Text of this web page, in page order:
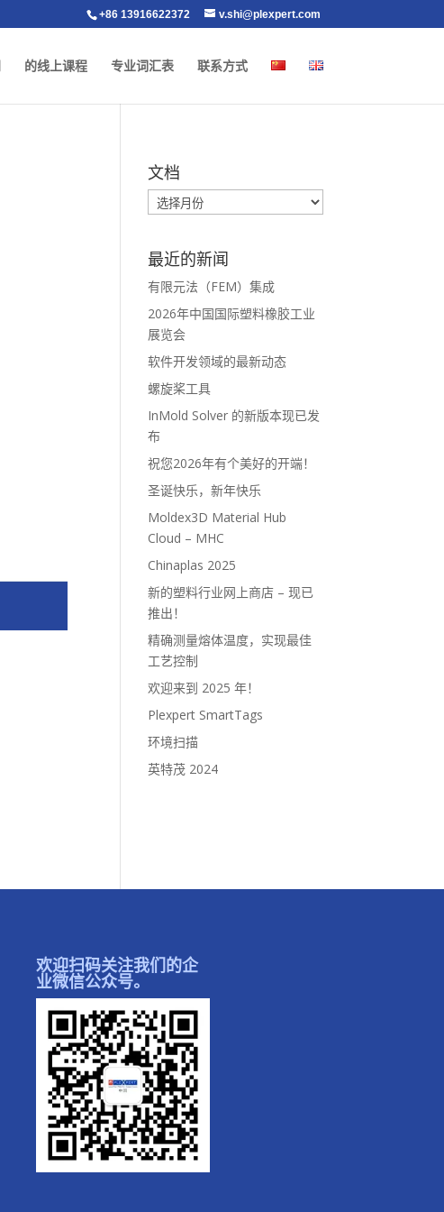
+86 13916622372 v.shi@plexpert.com
的线上课程 专业词汇表 联系方式
文档
最近的新闻
有限元法（FEM）集成
2026年中国国际塑料橡胶工业
展览会
软件开发领域的最新动态
螺旋桨工具
InMold Solver 的新版本现已发
布
祝您2026年有个美好的开端！
圣诞快乐，新年快乐
Moldex3D Material Hub
Cloud – MHC
Chinaplas 2025
新的塑料行业网上商店 – 现已
推出！
精确测量熔体温度，实现最佳
工艺控制
欢迎来到 2025 年！
Plexpert SmartTags
环境扫描
英特茂 2024
欢迎扫码关注我们的企
业微信公众号。